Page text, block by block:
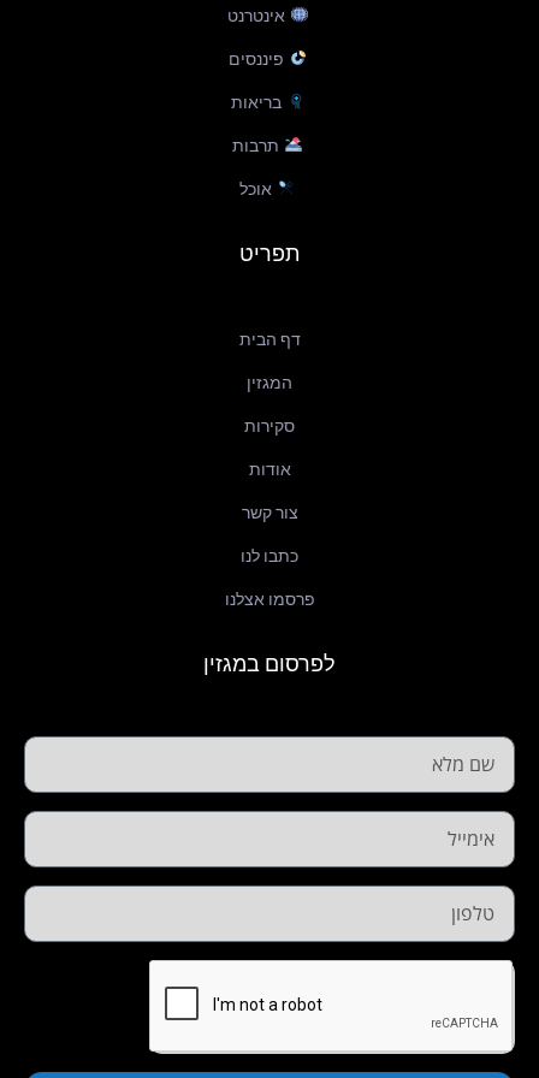
אינטרנט
פיננסים
בריאות
תרבות
אוכל
תפריט
דף הבית
המגזין
סקירות
אודות
צור קשר
כתבו לנו
פרסמו אצלנו
לפרסום במגזין